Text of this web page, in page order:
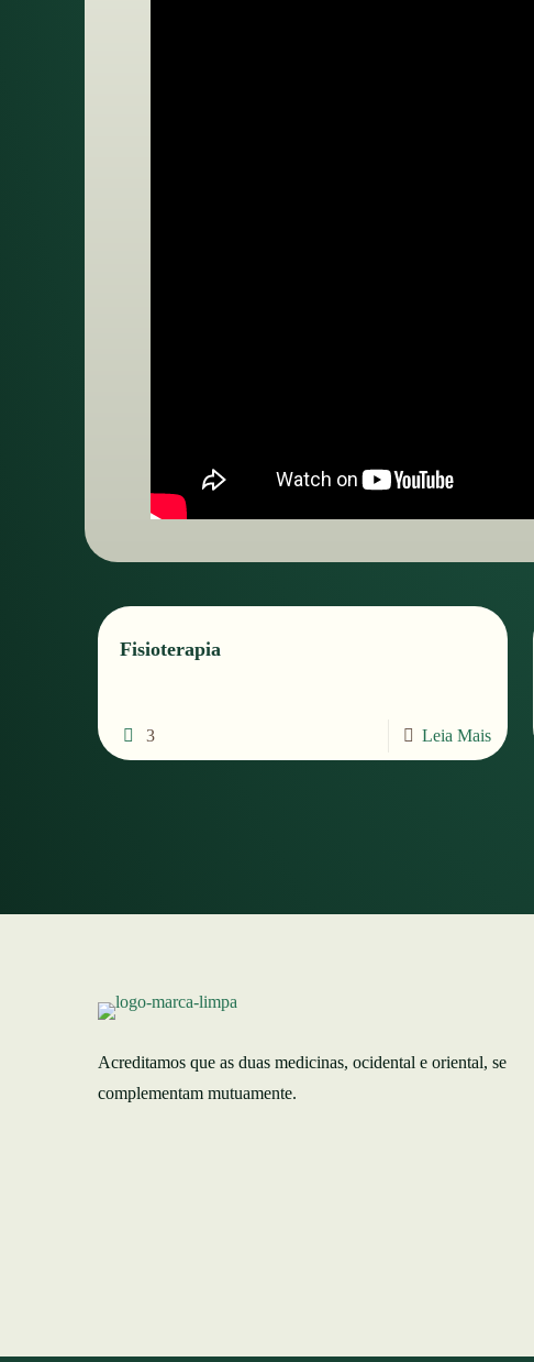
Fisioterapia
3 Leia Mais
Acreditamos que as duas medicinas, ocidental e oriental, se
complementam mutuamente.